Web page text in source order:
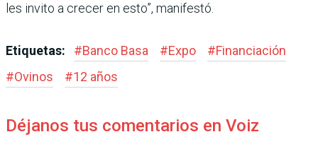
les invito a crecer en esto”, manifestó.
Etiquetas: #Banco Basa #Expo #Financiación
#Ovinos #12 años
Déjanos tus comentarios en Voiz